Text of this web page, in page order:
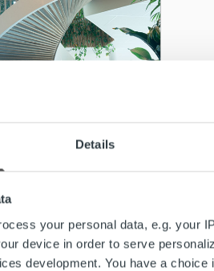
Details
your personal data, e.g. your
device in order to serve
development. You have a
kaaoksesta
hallintaan:
lähestymistapa